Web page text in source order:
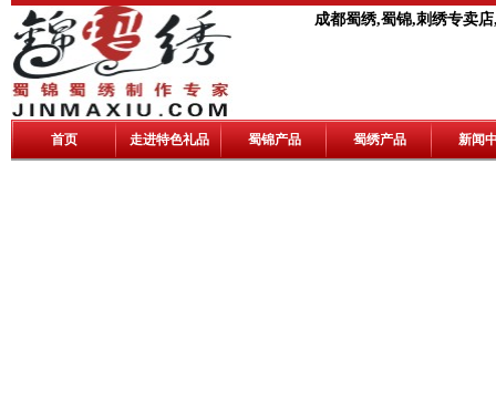
成都蜀绣,蜀锦,刺绣专卖
首页 走进特色礼品 蜀锦产品 蜀绣产品 新闻